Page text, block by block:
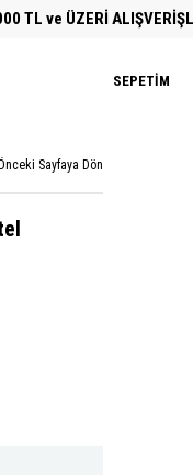
ve ÜZERİ
SEPETIM
Sayfaya Dön